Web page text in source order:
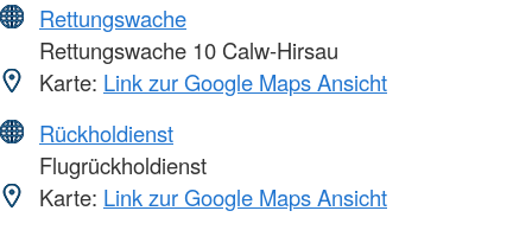
Rettungswache
Rettungswache 10 Calw-Hirsau
Karte: Link zur Google Maps Ansicht
Rückholdienst
Flugrückholdienst
Karte: Link zur Google Maps Ansicht